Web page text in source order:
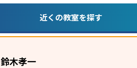
近くの教室を探す
鈴木孝一